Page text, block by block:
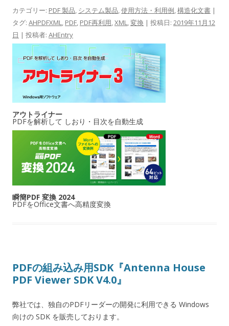
カテゴリー: PDF 製品, システム製品,使用方法・利用例,構造化文書 |
タグ: AHPDFXML, PDF, PDF再利用,XML,変換 | 投稿日: 2019年11月12
日 | 投稿者: AHEntry
アウトライナー
PDFを解析して しおり・目次を自動生成
瞬簡PDF 変換 2024
PDFをOffice文書へ高精度変換
PDFの組み込み用SDK『Antenna House
PDF Viewer SDK V4.0』
弊社では、独自のPDFリーダーの開発に利用できる Windows
向けの SDK を販売しております。